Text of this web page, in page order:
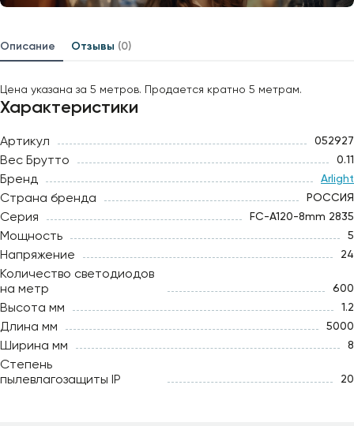
Описание Отзывы (0)
Цена указана за 5 метров. Продается кратно 5 метрам.
Характеристики
Артикул 052927
Вес Брутто 0.11
Бренд Arlight
Страна бренда РОССИЯ
Серия FC-A120-8mm 2835
Мощность 5
Напряжение 24
Количество светодиодов
на метр
600
Высота мм 1.2
Длина мм 5000
Ширина мм 8
Степень
пылевлагозащиты IP
20